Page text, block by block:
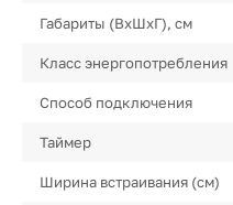
Габариты (ВхШхГ), см
Класс энергопотребления
Способ подключения
Таймер
Ширина встраивания (см)